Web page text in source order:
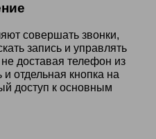
совершать звонки,
запись и управлять
доставая телефон из
отдельная кнопка на
доступ к основным